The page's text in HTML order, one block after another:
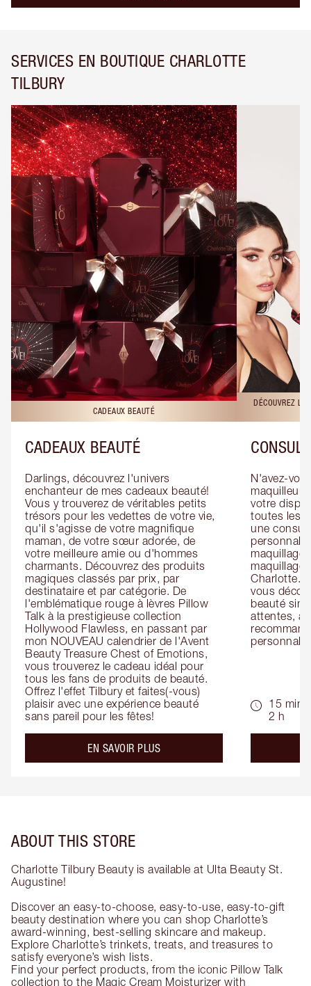
SERVICES EN BOUTIQUE CHARLOTTE
TILBURY
CADEAUX BEAUTÉ
CADEAUX BEAUTÉ
Darlings, découvrez l'univers
enchanteur de mes cadeaux beauté!
Vous y trouverez de véritables petits
trésors pour les vedettes de votre vie,
qu'il s'agisse de votre magnifique
maman, de votre sœur adorée, de
votre meilleure amie ou d'hommes
charmants. Découvrez des produits
magiques classés par prix, par
destinataire et par catégorie. De
l'emblématique rouge à lèvres Pillow
Talk à la prestigieuse collection
Hollywood Flawless, en passant par
mon NOUVEAU calendrier de l'Avent
Beauty Treasure Chest of Emotions,
vous trouverez le cadeau idéal pour
tous les fans de produits de beauté.
Offrez l'effet Tilbury et faites(-vous)
plaisir avec une expérience beauté
sans pareil pour les fêtes!
EN SAVOIR PLUSabout the
DÉCOUVREZ
N'avez-
maquilleur
votre
toutes les
une
maquillage
maquillage
Charlotte.
vous
beauté
attentes,
15 min -
2 h
ABOUT THIS STORE
Charlotte Tilbury Beauty is available at Ulta Beauty St.
Augustine!
Discover an easy-to-choose, easy-to-use, easy-to-gift
beauty destination where you can shop Charlotte’s
award-winning, best-selling skincare and makeup.
Explore Charlotte’s trinkets, treats, and treasures to
satisfy everyone’s wish lists.
Find your perfect products, from the iconic Pillow Talk
collection to the Magic Cream Moisturizer with